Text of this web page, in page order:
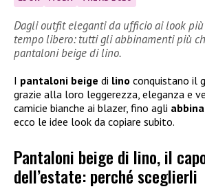
Dagli outfit eleganti da ufficio ai look
tempo libero: tutti gli abbinamenti più
pantaloni beige di lino.
I pantaloni beige di lino conquistano il
grazie alla loro leggerezza, eleganza e
camicie bianche ai blazer, fino agli
ecco le idee look da copiare subito.
Pantaloni beige di lino, il
dell’estate: perché sceglierli